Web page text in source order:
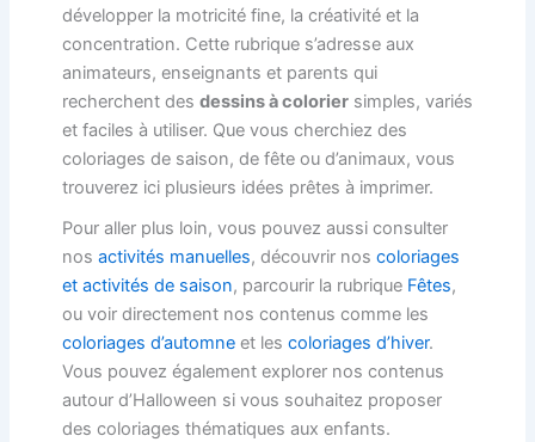
développer la motricité fine, la créativité et la
concentration. Cette rubrique s’adresse aux
animateurs, enseignants et parents qui
recherchent des dessins à coloriersimples, variés
et faciles à utiliser. Que vous cherchiez des
coloriages de saison, de fête ou d’animaux, vous
trouverez ici plusieurs idées prêtes à imprimer.
Pour aller plus loin, vous pouvez aussi consulter
nos activités manuelles, découvrir nos coloriages
et activités de saison, parcourir la rubrique Fêtes,
ou voir directement nos contenus comme les
coloriages d’automneet les coloriages d’hiver.
Vous pouvez également explorer nos contenus
autour d’Halloween si vous souhaitez proposer
des coloriages thématiques aux enfants.